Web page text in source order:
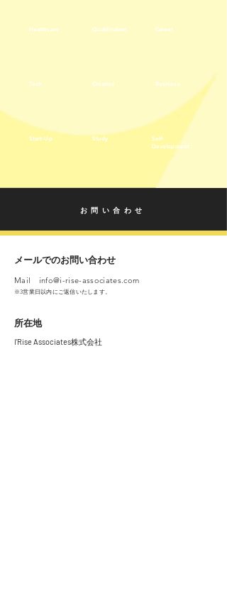
Healthcare Qualification Career
Tech Creative Business
Start-Up Study
Self-
Development
お問い合わせ
メールでのお問い合わせ
Mail info@i-rise-associates.com
​​※3営業日以内にご返信いたします。
​所在地
I'Rise Associates株式会社